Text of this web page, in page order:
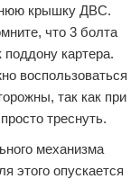
крышку ДВС.
что 3 болта
картера.
воспользоваться
так как при
треснуть.
механизма
этого опускается